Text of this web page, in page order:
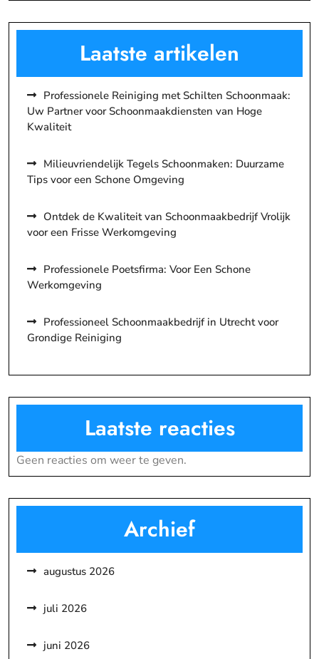
Laatste artikelen
Professionele Reiniging met Schilten Schoonmaak:
Uw Partner voor Schoonmaakdiensten van Hoge
Kwaliteit
Milieuvriendelijk Tegels Schoonmaken: Duurzame
Tips voor een Schone Omgeving
Ontdek de Kwaliteit van Schoonmaakbedrijf Vrolijk
voor een Frisse Werkomgeving
Professionele Poetsfirma: Voor Een Schone
Werkomgeving
Professioneel Schoonmaakbedrijf in Utrecht voor
Grondige Reiniging
Laatste reacties
Geen reacties om weer te geven.
Archief
augustus 2026
juli 2026
juni 2026